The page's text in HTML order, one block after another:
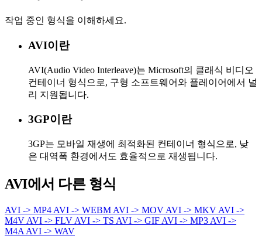
작업 중인 형식을 이해하세요.
AVI이란
AVI(Audio Video Interleave)는 Microsoft의 클래식 비디오
컨테이너 형식으로, 구형 소프트웨어와 플레이어에서 널
리 지원됩니다.
3GP이란
3GP는 모바일 재생에 최적화된 컨테이너 형식으로, 낮
은 대역폭 환경에서도 효율적으로 재생됩니다.
AVI에서 다른 형식
AVI -> MP4 AVI -> WEBM AVI -> MOV AVI -> MKV AVI ->
M4V AVI -> FLV AVI -> TS AVI -> GIF AVI -> MP3 AVI ->
M4A AVI -> WAV